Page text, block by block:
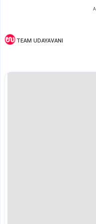
TEAM UDAYAVANI